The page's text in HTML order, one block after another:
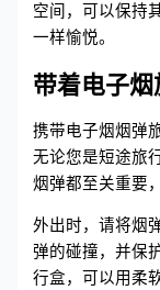
空间，可以保持
一样愉悦。
带着电子烟
携带电子烟烟弹
无论您是短途旅
烟弹都至关重要
外出时，请将烟
弹的碰撞，并保
行盒，可以用柔